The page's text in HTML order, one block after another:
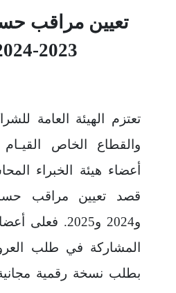
تعيين مراقب
2023-2024-2025
تعتزم الهيئة العامة
والقطاع الخاص
أعضاء هيئة الخبراء
و2024 و2025.
المشاركة في طلب
بطلب نسخة رقمية